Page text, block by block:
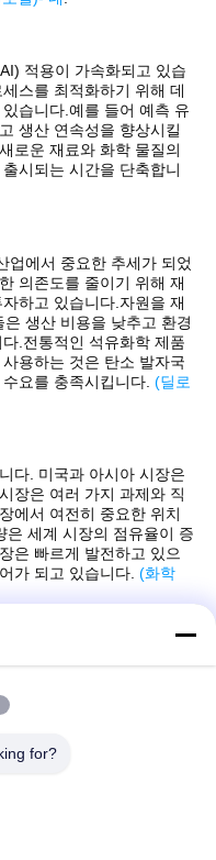
적용이 가속화되고 있습
스를 최적화하기 위해 데
습니다.예를 들어 예측 유
생산 연속성을 향상시킬
로운 재료와 화학 물질의
시되는 시간을 단축합니
업에서 중요한 추세가 되었
의존도를 줄이기 위해 재
하고 있습니다.자원을 재
생산 비용을 낮추고 환경
.전통적인 석유화학 제품
용하는 것은 탄소 발자국
요를 충족시킵니다. (딜로
다. 미국과 아시아 시장은
장은 여러 가지 과제와 직
에서 여전히 중요한 위치
은 세계 시장의 점유율이 증
은 빠르게 발전하고 있으
가 되고 있습니다. (화학
for?